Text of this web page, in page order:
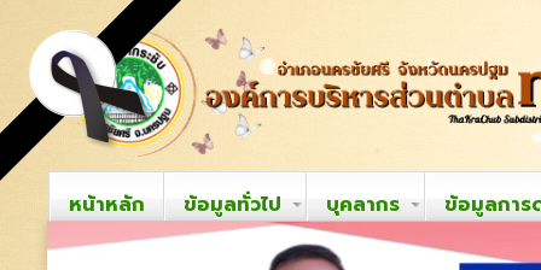
หน้าหลัก ข้อมูลทั่วไป บุคลากร ข้อมูลการ